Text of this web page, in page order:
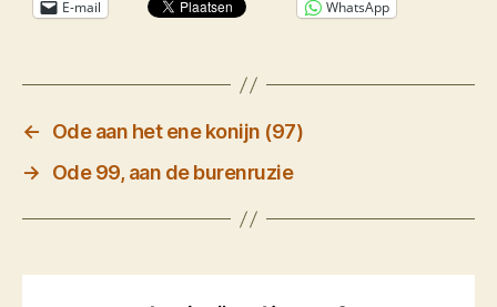
E-mail WhatsApp
←
Ode aan het ene konijn (97)
→
Ode 99, aan de burenruzie